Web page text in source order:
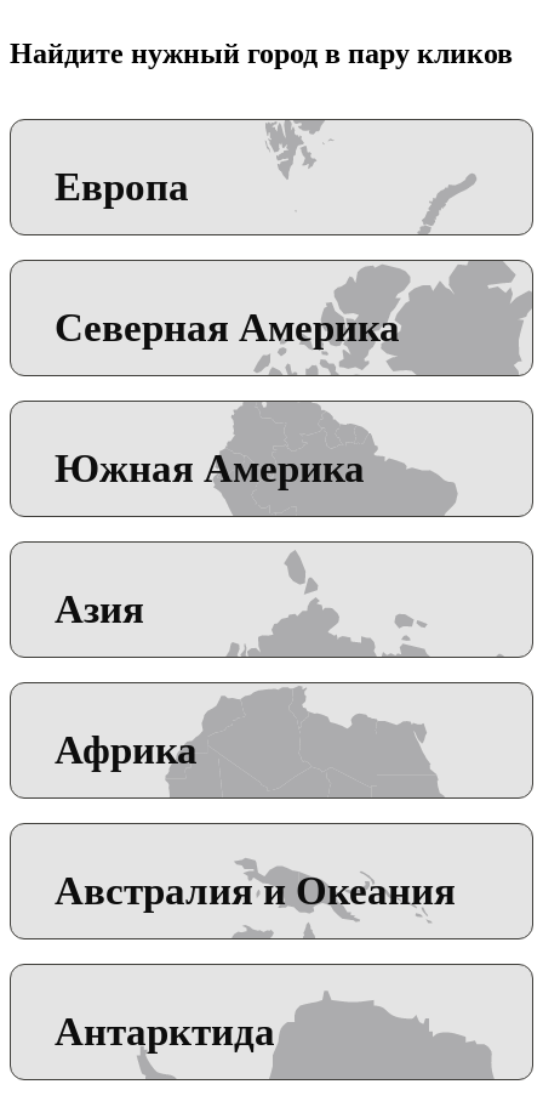
Найдите нужный город в пару кликов
Европа
Северная Америка
Южная Америка
Азия
Африка
Австралия и Океания
Антарктида